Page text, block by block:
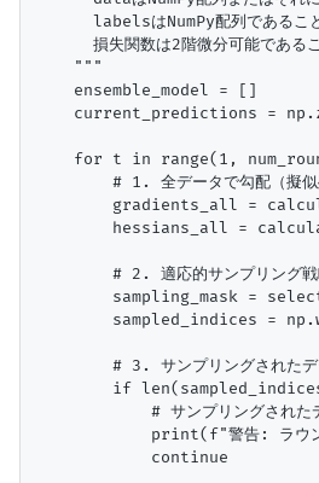
labelsはNumPy配列であること
損失関数は2階微分可能であるこ
    """
    ensemble_model = []
current_predictions =
for t in range(1,
# 1. 全データで勾配（擬似
gradients_all =
hessians_all =
# 2. 適応的サンプリング戦
sampling_mask =
sampled_indices =
# 3. サンプリングされたデ
if
# サンプリングされた
print(f"警告: ラウン
            continue